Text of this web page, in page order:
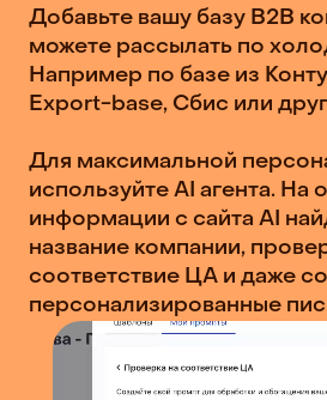
Добавьте вашу базу B2B
можете рассылать по
Например по базе из
Export-base, Сбис или
Для максимальной
используйте AI агента. На
информации с сайта AI
название компании,
соответствие ЦА и даже
персонализированные